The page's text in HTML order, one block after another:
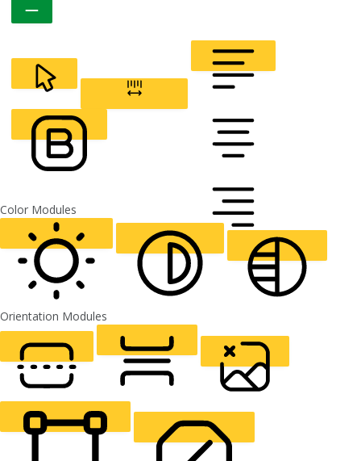
CURSOR
ALIGN TEXT
FONT WEIGHT
Color Modules
LIGHT CONTRAST HIGH CONTRAST
Orientation Modules
READING LINE READING MASK HIDE IMAGES